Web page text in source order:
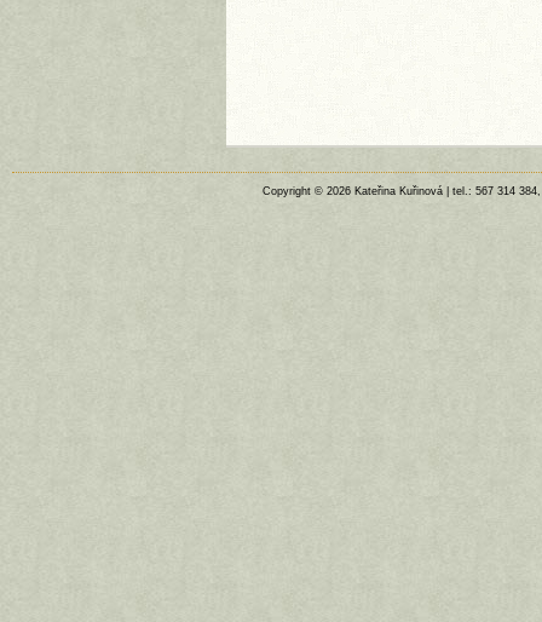
Copyright © 2026 Kateřina Kuřinová | tel.: 567 314